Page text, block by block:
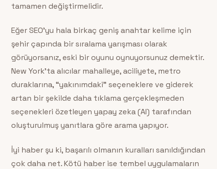
tamamen değiştirmelidir.
Eğer SEO’yu hala birkaç geniş anahtar kelime için
şehir çapında bir sıralama yarışması olarak
görüyorsanız, eski bir oyunu oynuyorsunuz demektir.
New York’ta alıcılar mahalleye, aciliyete, metro
duraklarına, “yakınımdaki” seçeneklere ve giderek
artan bir şekilde daha tıklama gerçekleşmeden
seçenekleri özetleyen yapay zeka (AI) tarafından
oluşturulmuş yanıtlara göre arama yapıyor.
İyi haber şu ki, başarılı olmanın kuralları sanıldığından
çok daha net. Kötü haber ise tembel uygulamaların